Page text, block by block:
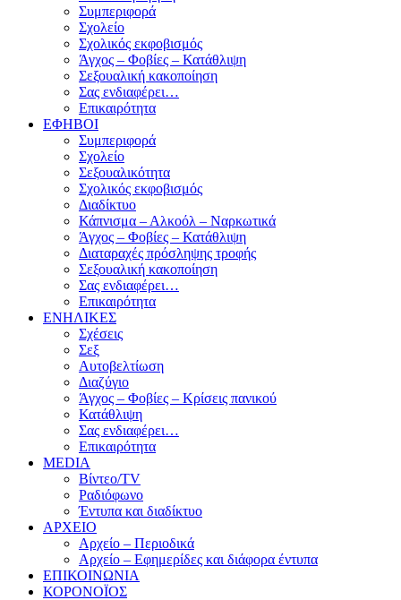
Συμπεριφορά
Σχολείο
Σχολικός εκφοβισμός
Άγχος – Φοβίες – Κατάθλιψη
Σεξουαλική κακοποίηση
Σας ενδιαφέρει…
Επικαιρότητα
ΕΦΗΒΟΙ
Συμπεριφορά
Σχολείο
Σεξουαλικότητα
Σχολικός εκφοβισμός
Διαδίκτυο
Κάπνισμα – Αλκοόλ – Ναρκωτικά
Άγχος – Φοβίες – Κατάθλιψη
Διαταραχές πρόσληψης τροφής
Σεξουαλική κακοποίηση
Σας ενδιαφέρει…
Επικαιρότητα
ΕΝΗΛΙΚΕΣ
Σχέσεις
Σεξ
Αυτοβελτίωση
Διαζύγιο
Άγχος – Φοβίες – Κρίσεις πανικού
Κατάθλιψη
Σας ενδιαφέρει…
Επικαιρότητα
MEDIA
Βίντεο/TV
Ραδιόφωνο
Έντυπα και διαδίκτυο
ΑΡΧΕΙΟ
Αρχείο – Περιοδικά
Αρχείο – Εφημερίδες και διάφορα έντυπα
ΕΠΙΚΟΙΝΩΝΙΑ
ΚΟΡΟΝΟΪΟΣ